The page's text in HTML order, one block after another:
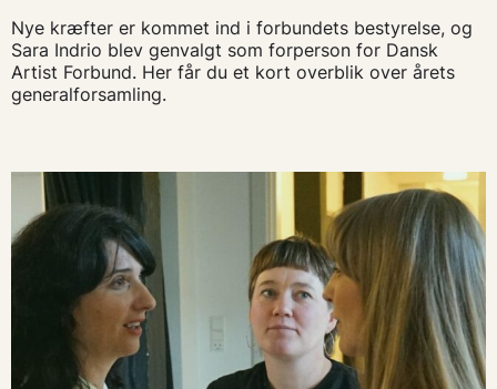
Nye kræfter er kommet ind i forbundets bestyrelse,og
Sara Indrio blev genvalgt som forperson for Dansk
Artist Forbund. Her får du et kort overblik over årets
generalforsamling.